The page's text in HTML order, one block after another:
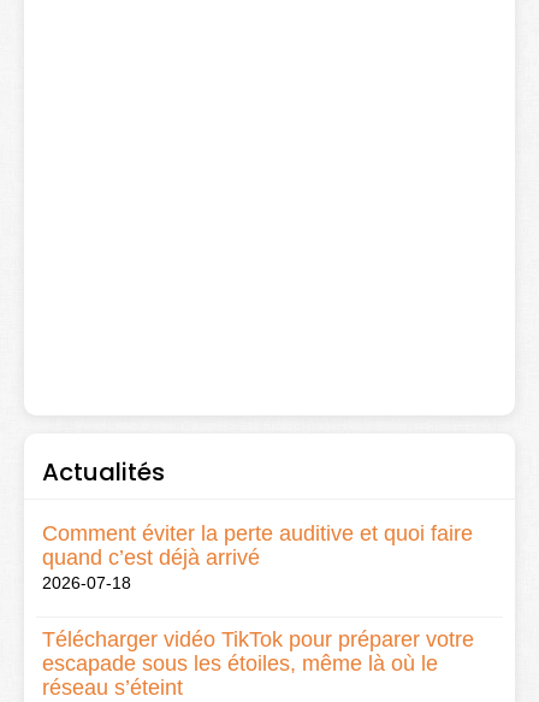
Actualités
Comment éviter la perte auditive et quoi faire
quand c’est déjà arrivé
2026-07-18
Télécharger vidéo TikTok pour préparer votre
escapade sous les étoiles, même là où le
réseau s’éteint